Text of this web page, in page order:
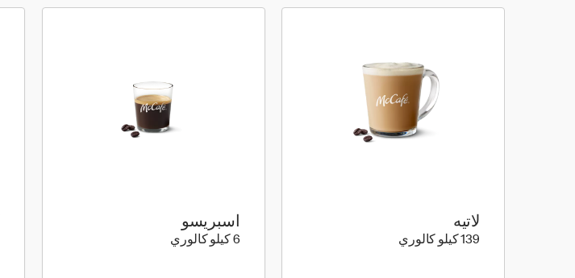
لاتيه
139 كيلو كالوري 139 كيلو سعرة حرارية
اسبريسو
6 كيلو كالوري 6 كيلو سعرة حرارية